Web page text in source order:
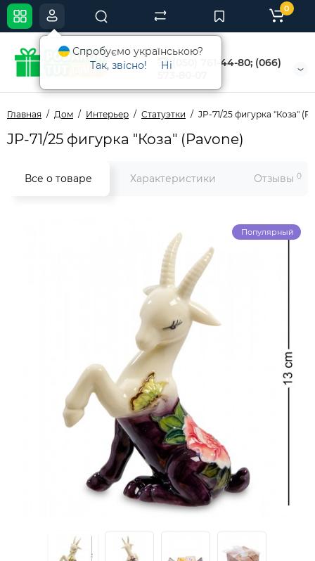
(050) 761-44-80; (066)
0
Главная Дом Интерьер Статуэтки JP-71/25 фигурка "Коза"
JP-71/25 фигурка "Коза" (Pavone)
Все о товаре Характеристики Отзывы 0
Популярный
Спробуємо українською?
Так, звісно!
Ні